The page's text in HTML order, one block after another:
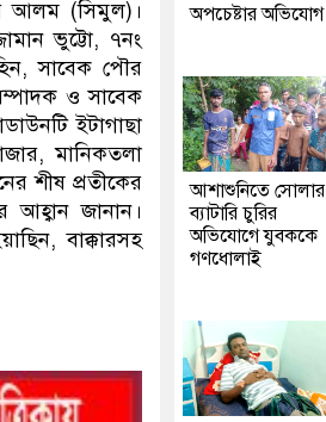
আলম (সিমুল)।
ভুট্টো, ৭নং
সাবেক পৌর
ও সাবেক
ইটাগাছা
মানিকতলা
শীষ প্রতীকের
আহ্বান জানান।
বাক্কারসহ
অপচেষ্টার অভিযোগ
আশাশুনিতে সোলার
ব্যাটারি চুরির
অভিযোগে যুবককে
গণধোলাই